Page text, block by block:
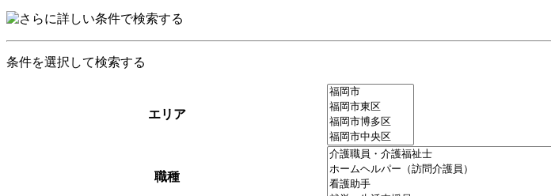
条件を選択して検索する
エリア
職種